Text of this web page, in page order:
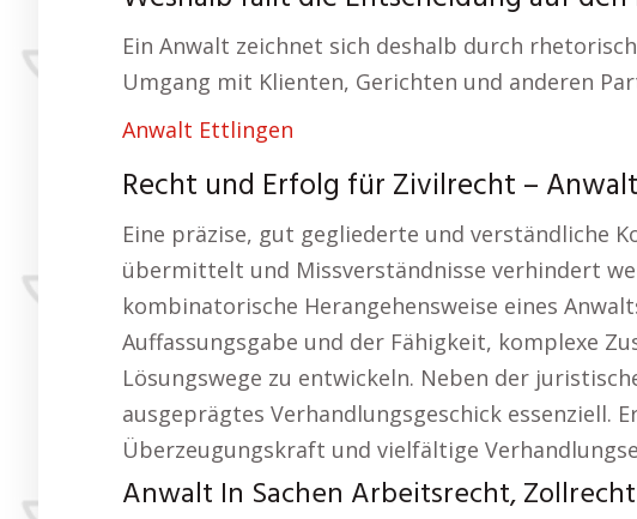
Ein Anwalt zeichnet sich deshalb durch
Umgang mit Klienten, Gerichten und anderen
Anwalt Ettlingen
Recht und Erfolg für Zivilrecht –
Eine präzise, gut gegliederte und verständliche
übermittelt und Missverständnisse verhindert
kombinatorische Herangehensweise eines
Auffassungsgabe und der Fähigkeit, komplexe
Lösungswege zu entwickeln. Neben der
ausgeprägtes Verhandlungsgeschick
Überzeugungskraft und vielfältige
Anwalt In Sachen Arbeitsrecht,